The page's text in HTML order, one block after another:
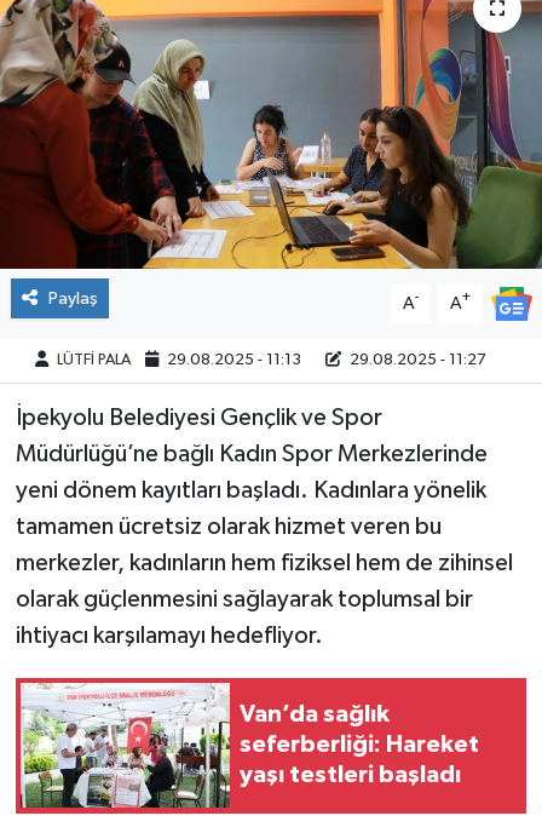
Paylaş A- A+
LÜTFİ PALA 29.08.2025 - 11:13 29.08.2025 - 11:27
İpekyolu Belediyesi Gençlik ve Spor
Müdürlüğü’ne bağlı Kadın Spor Merkezlerinde
yeni dönem kayıtları başladı. Kadınlara yönelik
tamamen ücretsiz olarak hizmet veren bu
merkezler, kadınların hem fiziksel hem de zihinsel
olarak güçlenmesini sağlayarak toplumsal bir
ihtiyacı karşılamayı hedefliyor.
Van’da sağlık
seferberliği: Hareket
yaşı testleri başladı